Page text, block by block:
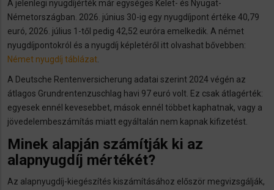
A jelenlegi nyugdíjérték már egységes Kelet- és Nyugat-
Németországban. 2026. június 30-ig egy nyugdíjpont értéke 40,79
euró, 2026. július 1-től pedig 42,52 euróra emelkedik. A német
nyugdíjpontokról és a nyugdíj képletéről itt olvashat bővebben:
Német nyugdíj táblázat
A Deutsche Rentenversicherung adatai szerint 2024 végén az
átlagos Grundrentenzuschlag havi 97 euró volt. Ez csak átlagérték:
egyesek ennél kevesebbet, mások ennél többet kaphatnak, vagy a
jövedelembeszámítás miatt egyáltalán nem kapnak kifizetést.
Minek alapján számítják ki az
alapnyugdíj mértékét?
Az alapnyugdíj-kiegészítés kiszámításához először megvizsgálják,